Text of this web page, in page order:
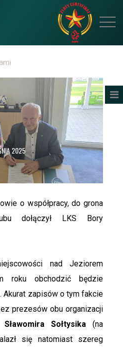
2025
o współpracy, do grona
dołączył LKS Bory
nad Jeziorem
roku obchodzić będzie
Akurat zapisów o tym fakcie
prezesów obu organizacji
Sławomira Sołtysika(na
się natomiast szereg